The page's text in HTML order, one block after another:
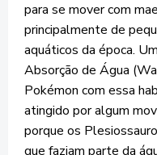
para se mover com
principalmente de
aquáticos da época.
Absorção de Água
Pokémon com essa
atingido por algum
porque os
que faziam parte da